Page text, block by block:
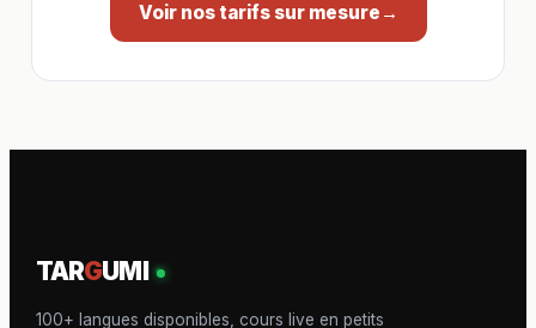
Voir nos tarifs sur mesure →
TARGUMI
100+ langues disponibles, cours live en petits